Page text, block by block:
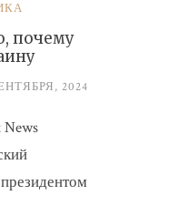
почему
2024